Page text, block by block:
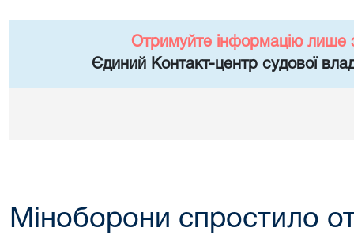
Отримуйте інформацію лише
Єдиний Контакт-центр судової
Міноборони спростило